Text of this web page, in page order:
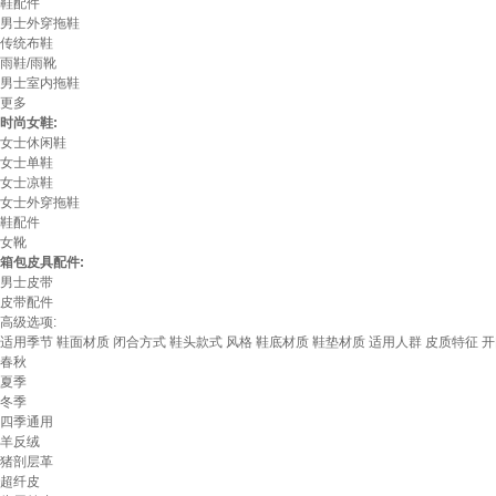
鞋配件
男士外穿拖鞋
传统布鞋
雨鞋/雨靴
男士室内拖鞋
更多
时尚女鞋:
女士休闲鞋
女士单鞋
女士凉鞋
女士外穿拖鞋
鞋配件
女靴
箱包皮具配件:
男士皮带
皮带配件
高级选项:
适用季节 鞋面材质 闭合方式 鞋头款式 风格 鞋底材质 鞋垫材质 适用人群 皮质特征
春秋
夏季
冬季
四季通用
羊反绒
猪剖层革
超纤皮